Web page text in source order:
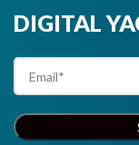
DIGITAL